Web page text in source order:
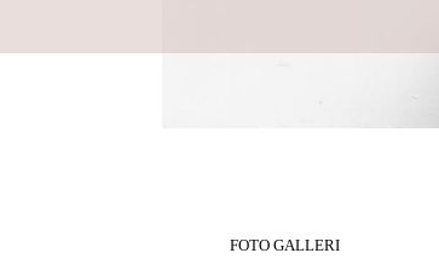
FOTO GALLERI